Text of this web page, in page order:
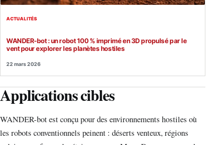
ACTUALITÉS
WANDER-bot : un robot 100 % imprimé en 3D propulsé par le
vent pour explorer les planètes hostiles
22 mars 2026
Applications cibles
WANDER-bot est conçu pour des environnements hostiles où
les robots conventionnels peinent : déserts venteux, régions